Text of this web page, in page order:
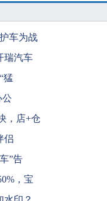
车为战
瑞汽车
猛
公
，店+仓
侣
”告
，宝